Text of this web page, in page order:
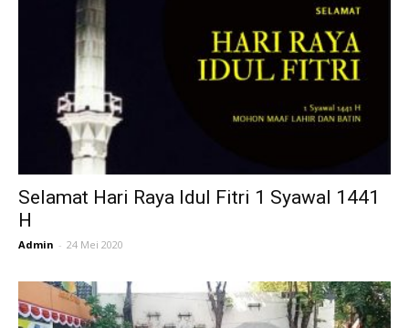
Selamat Hari Raya Idul Fitri 1 Syawal 1441
H
Admin - 24 Mei 2020